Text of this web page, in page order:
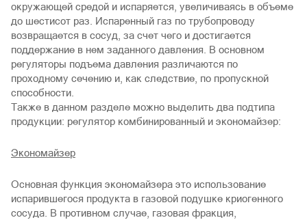
окружающей средой и испаряется, увеличиваясь в объеме
до шестисот раз. Испаренный газ по трубопроводу
возвращается в сосуд, за счет чего и достигается
поддержание в нем заданного давления. В основном
регуляторы подъема давления различаются по
проходному сечению и, как следствие, по пропускной
способности.
Также в данном разделе можно выделить два подтипа
продукции: регулятор комбинированный и экономайзер:
Экономайзер
Основная функция экономайзера это использование
испарившегося продукта в газовой подушке криогенного
сосуда. В противном случае, газовая фракция,